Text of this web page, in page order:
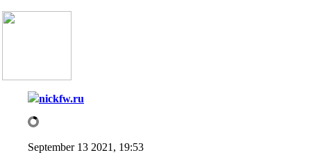
nickfw.ru
September 13 2021, 19:53